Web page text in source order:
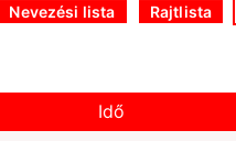
Nevezési lista Rajtlista
Idő